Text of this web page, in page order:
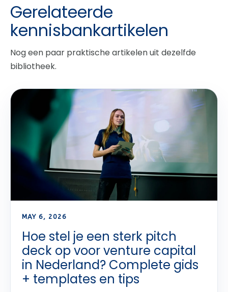
Gerelateerde
kennisbankartikelen
Nog een paar praktische artikelen uit dezelfde
bibliotheek.
MAY 6, 2026
Hoe stel je een sterk pitch
deck op voor venture capital
in Nederland? Complete gids
+ templates en tips